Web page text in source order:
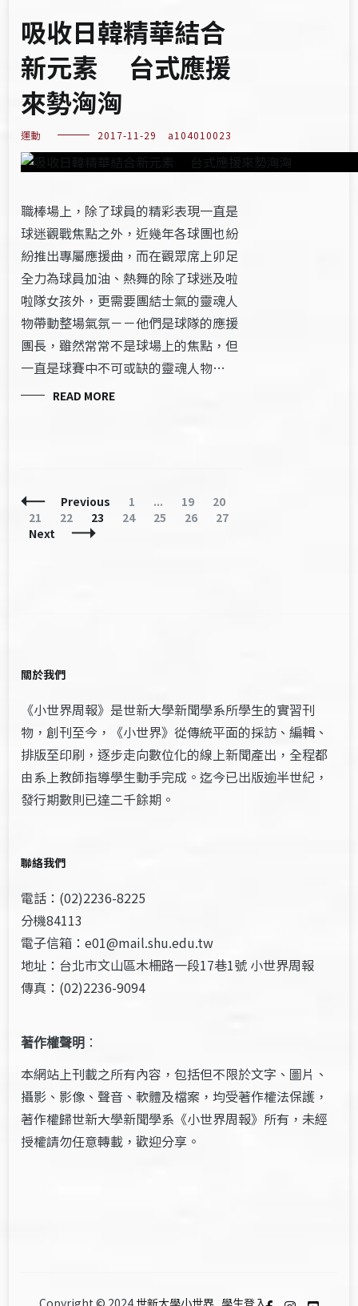
吸收日韓精華結合
新元素 台式應援
來勢洶洶
運動 2017-11-29 a104010023
職棒場上，除了球員的精彩表現一直是
球迷觀戰焦點之外，近幾年各球團也紛
紛推出專屬應援曲，而在觀眾席上卯足
全力為球員加油、熱舞的除了球迷及啦
啦隊女孩外，更需要團結士氣的靈魂人
物帶動整場氣氛－－他們是球隊的應援
團長，雖然常常不是球場上的焦點，但
一直是球賽中不可或缺的靈魂人物…
READ MORE
Posts
Navigation
Previous Page
1 ... Page
19 Page
20
Page
21 Page
22 Page
23 Page
24 Page
25 Page
26 Page
27
Next
關於我們
《小世界周報》是世新大學新聞學系所學生的實習刊
物，創刊至今，《小世界》從傳統平面的採訪、編輯、
排版至印刷，逐步走向數位化的線上新聞產出，全程都
由系上教師指導學生動手完成。迄今已出版逾半世紀，
發行期數則已達二千餘期。
聯絡我們
電話：(02)2236-8225
分機84113
電子信箱：e01@mail.shu.edu.tw
地址：台北市文山區木柵路一段17巷1號 小世界周報
傳真：(02)2236-9094
著作權聲明 ：
本網站上刊載之所有內容，包括但不限於文字、圖片、
攝影、影像、聲音、軟體及檔案，均受著作權法保護，
著作權歸世新大學新聞學系《小世界周報》所有，未經
授權請勿任意轉載，歡迎分享。